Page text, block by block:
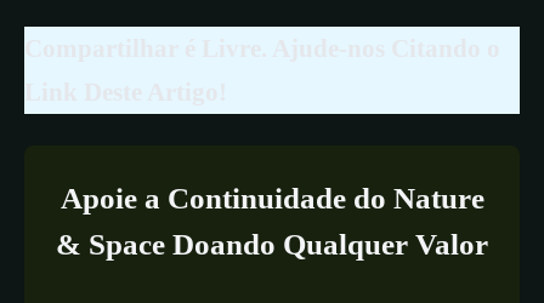
Apoie a Continuidade do Nature
& Space Doando Qualquer Valor